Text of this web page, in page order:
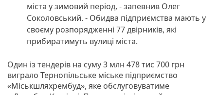
міста у зимовий період, - запевнив Олег
Соколовський. - Обидва підприємства мають у
своєму розпорядженні 77 двірників, які
прибиратимуть вулиці міста.
Один із тендерів на суму 3 млн 478 тис 700 грн
виграло Тернопільське міське підприємство
«Міськшляхрембуд», яке обслуговуватиме